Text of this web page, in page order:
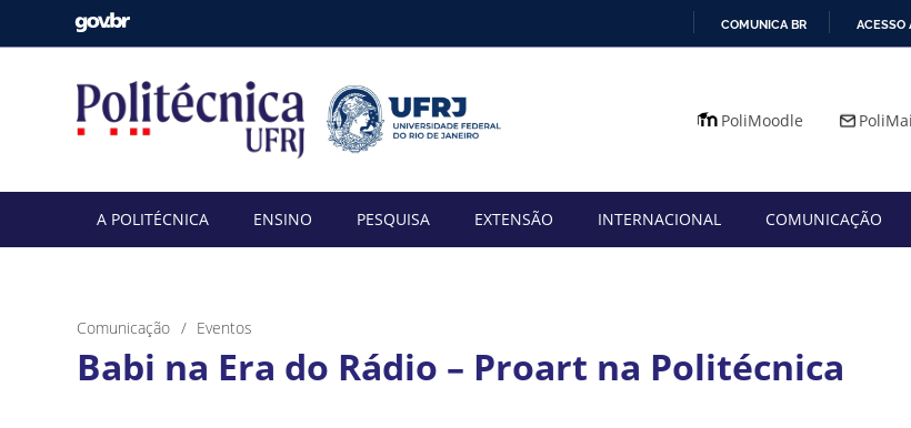
O
COMUNICA BR ACESSO
PoliMoodle
A POLITÉCNICA ENSINO PESQUISA EXTENSÃO INTERNACIONAL COMUNICAÇÃO
Comunicação Eventos
Babi na Era do Rádio – Proart na Politécnica